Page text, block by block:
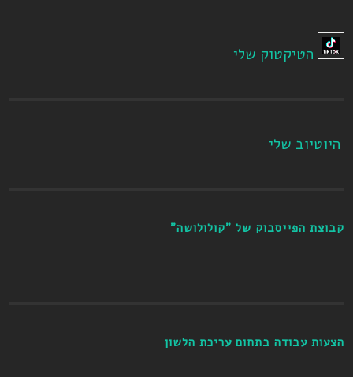
הטיקטוק שלי
היוטיוב שלי
קבוצת הפייסבוק של "קולולושה"
הצעות עבודה בתחום עריכת הלשון